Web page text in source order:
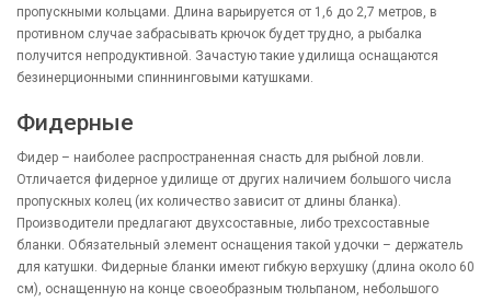
пропускными кольцами. Длина варьируется от 1,6 до 2,7 метров, в
противном случае забрасывать крючок будет трудно, а рыбалка
получится непродуктивной. Зачастую такие удилища оснащаются
безинерционными спиннинговыми катушками.
Фидерные
Фидер – наиболее распространенная снасть для рыбной ловли.
Отличается фидерное удилище от других наличием большого числа
пропускных колец (их количество зависит от длины бланка).
Производители предлагают двухсоставные, либо трехсоставные
бланки. Обязательный элемент оснащения такой удочки – держатель
для катушки. Фидерные бланки имеют гибкую верхушку (длина около 60
см), оснащенную на конце своеобразным тюльпаном, небольшого